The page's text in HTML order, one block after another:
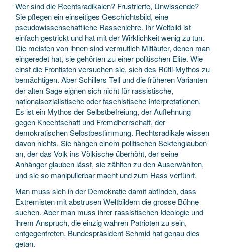
Wer sind die Rechtsradikalen? Frustrierte, Unwissende?
Sie pflegen ein einseitiges Geschichtsbild, eine
pseudowissenschaftliche Rassenlehre. Ihr Weltbild ist
einfach gestrickt und hat mit der Wirklichkeit wenig zu tun.
Die meisten von ihnen sind vermutlich Mitläufer, denen man
eingeredet hat, sie gehörten zu einer politischen Elite. Wie
einst die Frontisten versuchen sie, sich des Rütli-Mythos zu
bemächtigen. Aber Schillers Tell und die früheren Varianten
der alten Sage eignen sich nicht für rassistische,
nationalsozialistische oder faschistische Interpretationen.
Es ist ein Mythos der Selbstbefreiung, der Auflehnung
gegen Knechtschaft und Fremdherrschaft, der
demokratischen Selbstbestimmung. Rechtsradikale wissen
davon nichts. Sie hängen einem politischen Sektenglauben
an, der das Volk ins Völkische überhöht, der seine
Anhänger glauben lässt, sie zählten zu den Auserwählten,
und sie so manipulierbar macht und zum Hass verführt.
Man muss sich in der Demokratie damit abfinden, dass
Extremisten mit abstrusen Weltbildern die grosse Bühne
suchen. Aber man muss ihrer rassistischen Ideologie und
ihrem Anspruch, die einzig wahren Patrioten zu sein,
entgegentreten. Bundespräsident Schmid hat genau dies
getan.